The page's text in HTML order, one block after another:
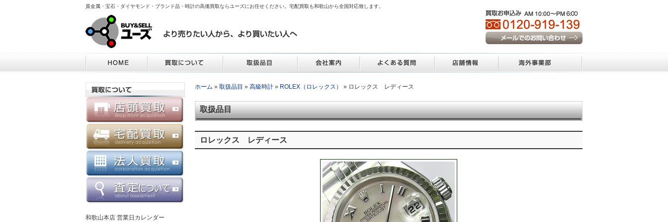
貴金属・宝石・ダイヤモンド・ブランド品・時計の高価買取ならユーズにお任せください。宅配買取も和歌山から全国対応致します。
ホーム » 取扱品目 » 高級時計 » ROLEX（ロレックス） » ロレックス レディース
取扱品目
ロレックス レディース
和歌山本店 営業日カレンダー